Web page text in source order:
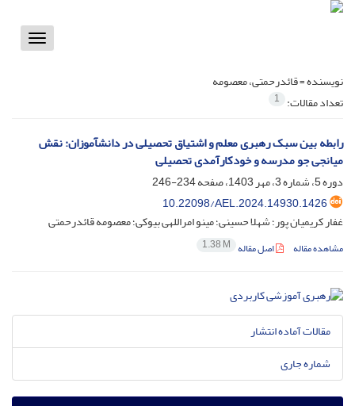
Toggle
نویسنده =قائدرحمتی، معصومه
تعداد مقالات: 1
رابطه بین سبک رهبری معلم و اشتیاق تحصیلی در دانش‏آموزان: نقش
میانجی جو مدرسه و خودکارآمدی تحصیلی
دوره 5، شماره 3، مهر 1403، صفحه
234-246
10.22098/AEL.2024.14930.1426
غفار کریمیان پور؛ شهلا حسینی؛ مینو امراللهی بیوکی؛ معصومه قائدرحمتی
مشاهده مقاله اصل مقاله 1.38 M
مقالات آماده انتشار
شماره جاری